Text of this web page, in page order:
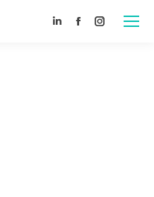
LinkedinFacebook
Instagram